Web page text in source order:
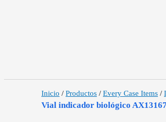
Inicio / Productos / Every Case Items /
Vial indicador biológico AX13167